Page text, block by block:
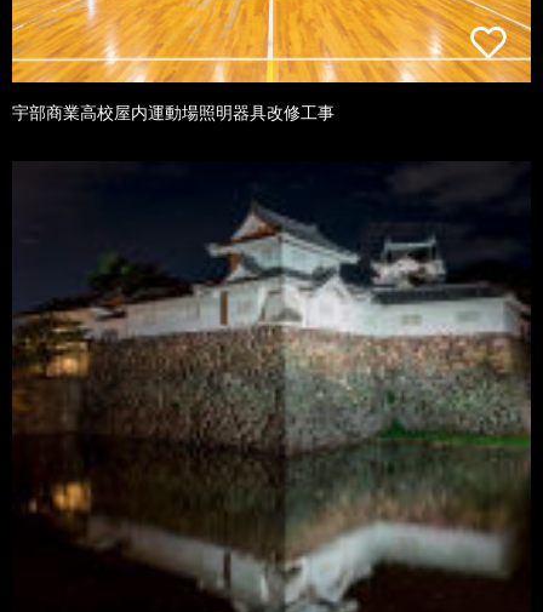
宇部商業高校屋内運動場照明器具改修工事